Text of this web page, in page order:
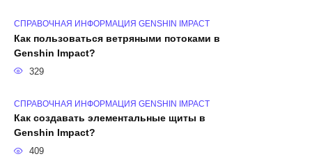
СПРАВОЧНАЯ ИНФОРМАЦИЯ GENSHIN IMPACT
Как пользоваться ветряными потоками в
Genshin Impact?
329
СПРАВОЧНАЯ ИНФОРМАЦИЯ GENSHIN IMPACT
Как создавать элементальные щиты в
Genshin Impact?
409